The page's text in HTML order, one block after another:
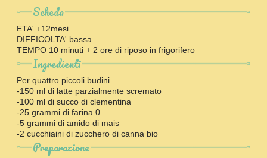
Scheda
ETA' +12mesi
DIFFICOLTA' bassa
TEMPO 10 minuti + 2 ore di riposo in frigorifero
Ingredienti
Per quattro piccoli budini
-150 ml di latte parzialmente scremato
-100 ml di succo di clementina
-25 grammi di farina 0
-5 grammi di amido di mais
-2 cucchiaini di zucchero di canna bio
Preparazione